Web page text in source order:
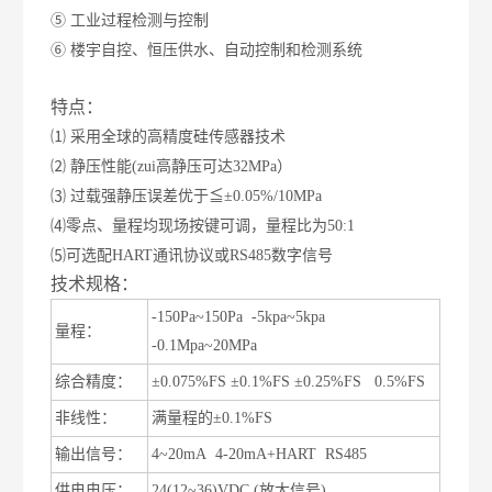
⑤ 工业过程检测与控制
⑥ 楼宇自控、恒压供水、自动控制和检测系统
特点：
⑴ 采用全球的高精度硅传感器技术
⑵ 静压性能(zui高静压可达32MPa）
⑶ 过载强静压误差优于≦±0.05%/10MPa
⑷零点、量程均现场按键可调，量程比为50:1
⑸可选配HART通讯协议或RS485数字信号
技术规格：
量程：
-150Pa~150Pa -5kpa~5kpa
-0.1Mpa~20MPa
综合精度： ±0.075%FS±0.1%FS±0.25%FS 0.5%FS
非线性： 满量程的±0.1%FS
输出信号： 4~20mA 4-20mA+HART RS485